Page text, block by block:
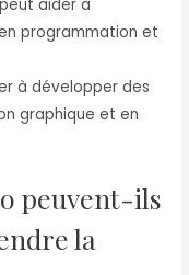
aider à
programmation et
à développer des
graphique et en
peuvent-ils
la